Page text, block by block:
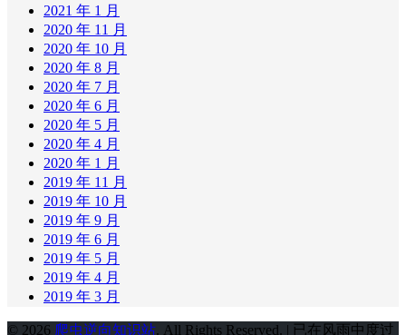
2021 年 1 月
2020 年 11 月
2020 年 10 月
2020 年 8 月
2020 年 7 月
2020 年 6 月
2020 年 5 月
2020 年 4 月
2020 年 1 月
2019 年 11 月
2019 年 10 月
2019 年 9 月
2019 年 6 月
2019 年 5 月
2019 年 4 月
2019 年 3 月
© 2026 爬虫逆向知识站. All Rights Reserved. | 已在风雨中度过